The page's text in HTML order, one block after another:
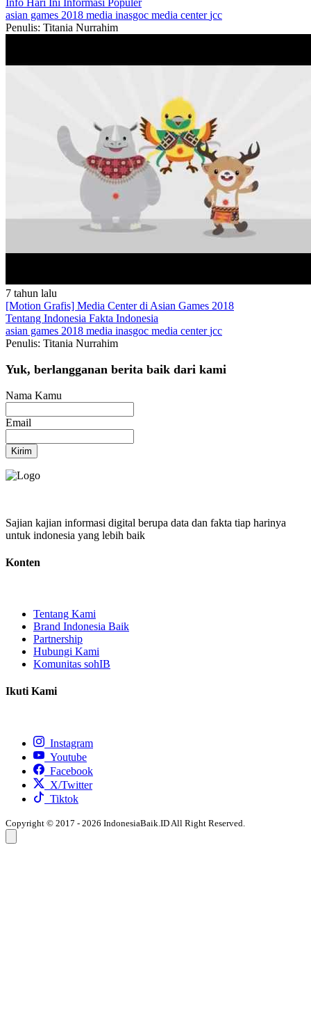
Info Hari Ini Informasi Populer
asian games 2018 media inasgoc media centerjcc
Penulis: Titania Nurrahim
7 tahun lalu
[Motion Grafis] Media Center di Asian Games 2018
Tentang Indonesia Fakta Indonesia
asian games 2018 media inasgoc media centerjcc
Penulis: Titania Nurrahim
Yuk, berlangganan berita baik dari kami
Nama Kamu
Email
Kirim
Sajian kajian informasi digital berupa data dan fakta tiap harinya
untuk indonesia yang lebih baik
Konten
Tentang Kami
Brand Indonesia Baik
Partnership
Hubungi Kami
Komunitas sohIB
Ikuti Kami
Instagram
Youtube
Facebook
X/Twitter
Tiktok
Copyright © 2017 - 2026 IndonesiaBaik.ID All Right Reserved.